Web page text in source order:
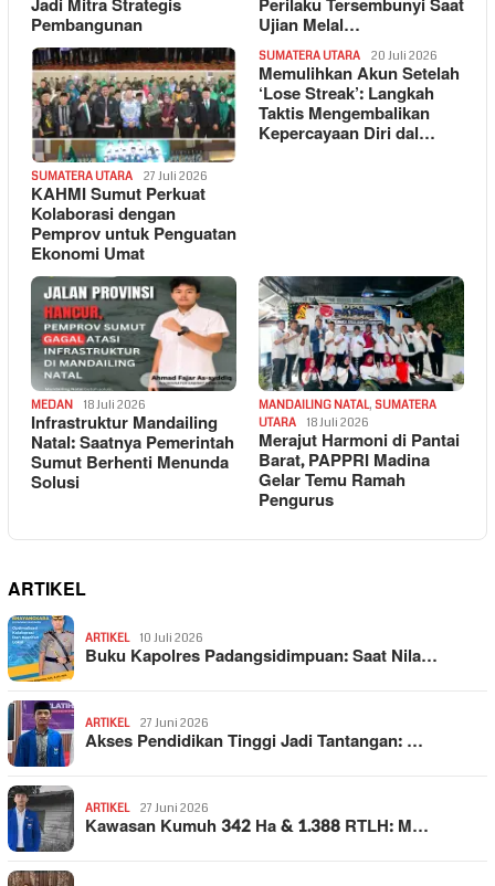
Jadi Mitra Strategis
Pembangunan
Perilaku Tersembunyi Saat
Ujian Melal…
SUMATERA UTARA 27 Juli 2026
KAHMI Sumut Perkuat
Kolaborasi dengan
Pemprov untuk Penguatan
Ekonomi Umat
SUMATERA UTARA 20 Juli 2026
Memulihkan Akun Setelah
‘Lose Streak’: Langkah
Taktis Mengembalikan
Kepercayaan Diri dal…
MEDAN 18 Juli 2026
Infrastruktur Mandailing
Natal: Saatnya Pemerintah
Sumut Berhenti Menunda
Solusi
MANDAILING NATAL, SUMATERA
UTARA
18 Juli 2026
Merajut Harmoni di Pantai
Barat, PAPPRI Madina
Gelar Temu Ramah
Pengurus
ARTIKEL
ARTIKEL 10 Juli 2026
Buku Kapolres Padangsidimpuan: Saat Nila…
ARTIKEL 27 Juni 2026
Akses Pendidikan Tinggi Jadi Tantangan: …
ARTIKEL 27 Juni 2026
Kawasan Kumuh 342 Ha & 1.388 RTLH: M…